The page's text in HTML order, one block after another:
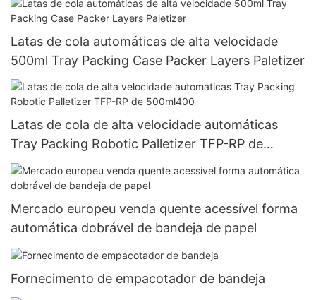
Latas de cola automáticas de alta velocidade
500ml Tray Packing Case Packer Layers Paletizer
Latas de cola de alta velocidade automáticas
Tray Packing Robotic Palletizer TFP-RP de
500ml400
Mercado europeu venda quente acessível forma
automática dobrável de bandeja de papel
Fornecimento de empacotador de bandeja